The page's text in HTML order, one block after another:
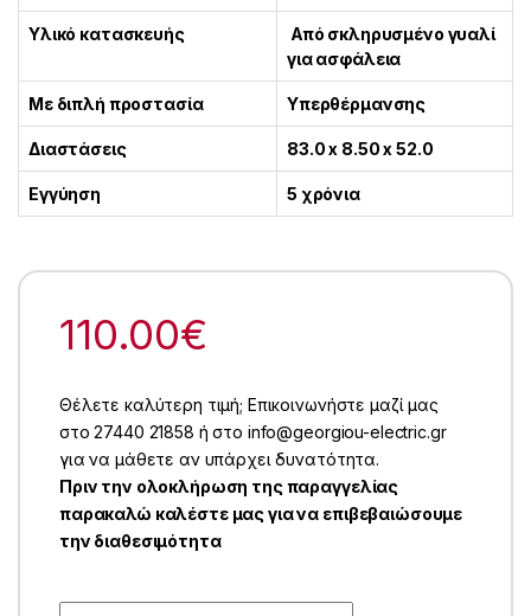
Υλικό κατασκευής
Από σκληρυσμένο γυαλί
για ασφάλεια
Με διπλή προστασία Υπερθέρμανσης
Διαστάσεις 83.0 x 8.50 x 52.0
Εγγύηση 5 χρόνια
110.00€
Θέλετε καλύτερη τιμή; Επικοινωνήστε μαζί μας
στο 27440 21858 ή στο info@georgiou-electric.gr
για να μάθετε αν υπάρχει δυνατότητα.
Πριν την ολοκλήρωση της παραγγελίας
παρακαλώ καλέστε μας για να επιβεβαιώσουμε
την διαθεσιμότητα